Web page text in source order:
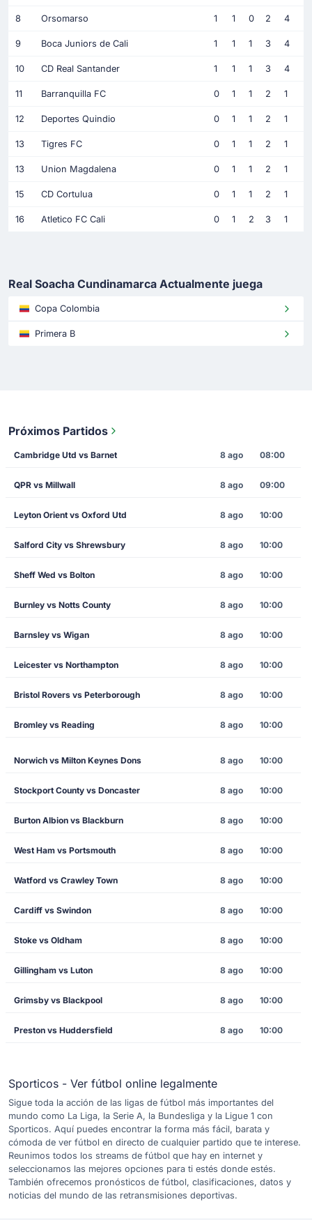
8 Orsomarso 1 1 0 2 4
9 Boca Juniors de Cali 1 1 1 3 4
10 CD Real Santander 1 1 1 3 4
11 Barranquilla FC 0 1 1 2 1
12 Deportes Quindio 0 1 1 2 1
13 Tigres FC 0 1 1 2 1
13 Union Magdalena 0 1 1 2 1
15 CD Cortulua 0 1 1 2 1
16 Atletico FC Cali 0 1 2 3 1
Real Soacha Cundinamarca Actualmente juega
Copa Colombia
Primera B
Próximos Partidos
Cambridge Utd vs Barnet 8 ago 08:00
QPR vs Millwall 8 ago 09:00
Leyton Orient vs Oxford Utd 8 ago 10:00
Salford City vs Shrewsbury 8 ago 10:00
Sheff Wed vs Bolton 8 ago 10:00
Burnley vs Notts County 8 ago 10:00
Barnsley vs Wigan 8 ago 10:00
Leicester vs Northampton 8 ago 10:00
Bristol Rovers vs Peterborough 8 ago 10:00
Bromley vs Reading 8 ago 10:00
Norwich vs Milton Keynes Dons 8 ago 10:00
Stockport County vs Doncaster 8 ago 10:00
Burton Albion vs Blackburn 8 ago 10:00
West Ham vs Portsmouth 8 ago 10:00
Watford vs Crawley Town 8 ago 10:00
Cardiff vs Swindon 8 ago 10:00
Stoke vs Oldham 8 ago 10:00
Gillingham vs Luton 8 ago 10:00
Grimsby vs Blackpool 8 ago 10:00
Preston vs Huddersfield 8 ago 10:00
Sporticos - Ver fútbol online legalmente
Sigue toda la acción de las ligas de fútbol más importantes del
mundo como La Liga, la Serie A, la Bundesliga y la Ligue 1 con
Sporticos. Aquí puedes encontrar la forma más fácil, barata y
cómoda de ver fútbol en directo de cualquier partido que te interese.
Reunimos todos los streams de fútbol que hay en internet y
seleccionamos las mejores opciones para ti estés donde estés.
También ofrecemos pronósticos de fútbol, clasificaciones, datos y
noticias del mundo de las retransmisiones deportivas.